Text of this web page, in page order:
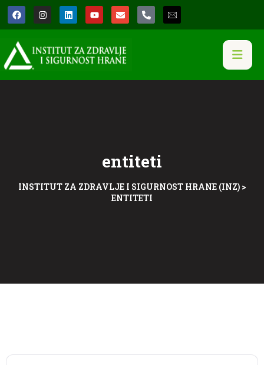
entiteti
INSTITUT ZA ZDRAVLJE I SIGURNOST HRANE (INZ)>
ENTITETI